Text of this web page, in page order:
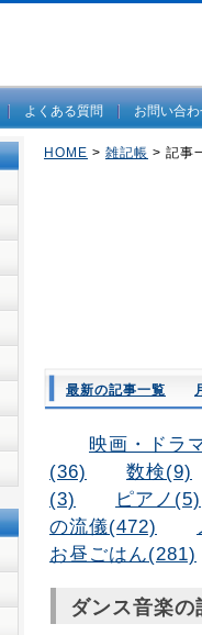
よくある質問 お問い合
HOME > 雑記帳 > 記事
最新の記事一覧
映画・ドラ
(36)
数検(9)
(3)
ピアノ(5)
の流儀(472)
お昼ごはん(281)
ダンス音楽